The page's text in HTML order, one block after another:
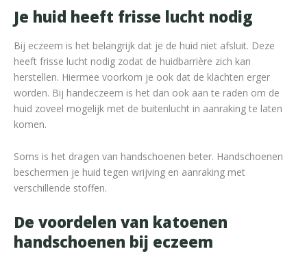
Je huid heeft frisse lucht nodig
Bij eczeem is het belangrijk dat je de huid niet afsluit. Deze
heeft frisse lucht nodig zodat de huidbarrière zich kan
herstellen. Hiermee voorkom je ook dat de klachten erger
worden. Bij handeczeem is het dan ook aan te raden om de
huid zoveel mogelijk met de buitenlucht in aanraking te laten
komen.
Soms is het dragen van handschoenen beter. Handschoenen
beschermen je huid tegen wrijving en aanraking met
verschillende stoffen.
De voordelen van katoenen
handschoenen bij eczeem